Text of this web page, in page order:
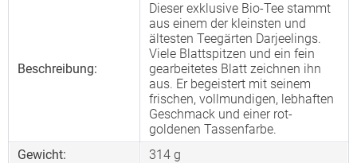
Beschreibung:
Dieser exklusive Bio-Tee stammt
aus einem der kleinsten und
ältesten Teegärten Darjeelings.
Viele Blattspitzen und ein fein
gearbeitetes Blatt zeichnen ihn
aus. Er begeistert mit seinem
frischen, vollmundigen, lebhaften
Geschmack und einer rot-
goldenen Tassenfarbe.
Gewicht:
314 g